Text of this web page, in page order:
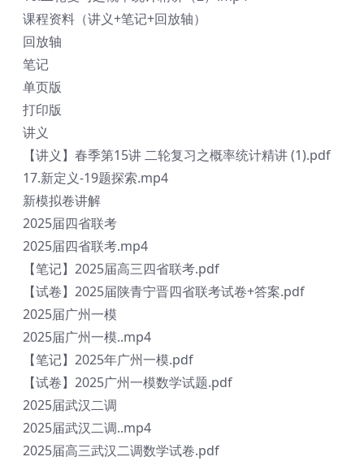
课程资料（讲义+笔记+回放轴）
回放轴
笔记
单页版
打印版
讲义
【讲义】春季第15讲 二轮复习之概率统计精讲 (1).pdf
17.新定义-19题探索.mp4
新模拟卷讲解
2025届四省联考
2025届四省联考.mp4
【笔记】2025届高三四省联考.pdf
【试卷】2025届陕青宁晋四省联考试卷+答案.pdf
2025届广州一模
2025届广州一模..mp4
【笔记】2025年广州一模.pdf
【试卷】2025广州一模数学试题.pdf
2025届武汉二调
2025届武汉二调..mp4
2025届高三武汉二调数学试卷.pdf